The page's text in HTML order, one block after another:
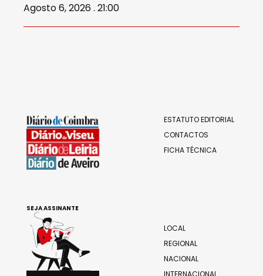
Agosto 6, 2026 . 21:00
ESTATUTO EDITORIAL
CONTACTOS
FICHA TÉCNICA
LOCAL
REGIONAL
NACIONAL
SEJA ASSINANTE